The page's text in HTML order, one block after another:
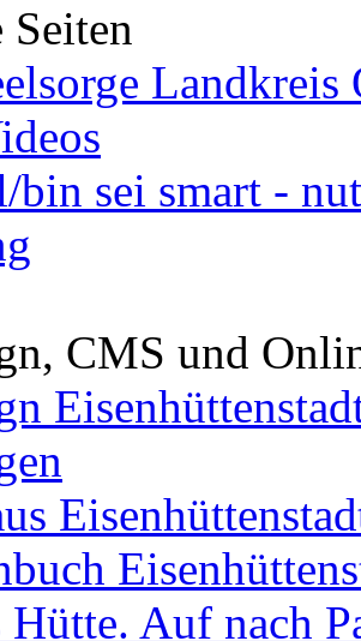
Landkreis
bin sei smart -
CMS und
Hütte. Auf nach